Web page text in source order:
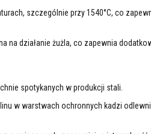
szczególnie przy 1540°C, co
na działanie żużla, co zapewnia
spotykanych w produkcji stali.
w warstwach ochronnych kadzi